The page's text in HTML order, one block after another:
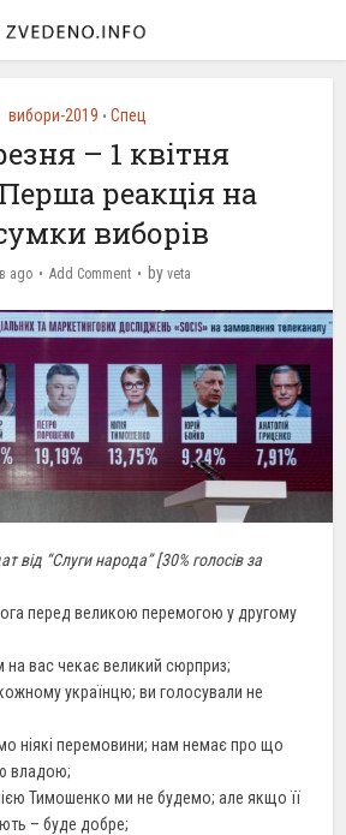
вибори-2019 • Спец
– 1 квітня
реакція на
виборів
ago Add Comment by veta
від “Слуги народа” [30% голосів за
перед великою перемогою у другому
вас чекає великий сюрприз;
українцю; ви голосували не
ніякі перемовини; нам немає про що
владою;
Тимошенко ми не будемо; але якщо її
– буде добре;